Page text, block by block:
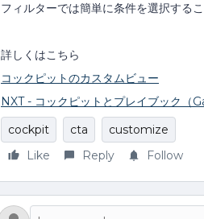
フィルターでは簡単に条件を選択する
詳しくはこちら
コックピットのカスタムビュー
NXT - コックピットとプレイブック（
cockpit
cta
customize
Like
Reply Follow